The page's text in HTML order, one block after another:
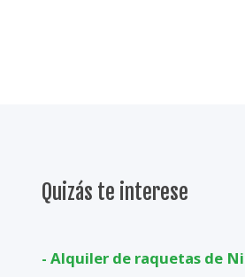
Quizás te interese
- Alquiler de raquetas de